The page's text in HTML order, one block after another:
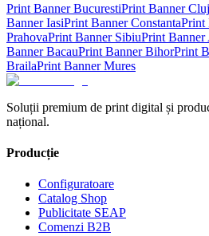
Print BannerBucurestiPrint BannerCluj
BannerIasiPrint BannerConstantaPrint
PrahovaPrint Banner SibiuPrint Banner
BannerBacauPrint BannerBihorPrint
BrailaPrint BannerMures
Soluții premium de print digital și
național.
Producție
Configuratoare
Catalog Shop
Publicitate SEAP
Comenzi B2B